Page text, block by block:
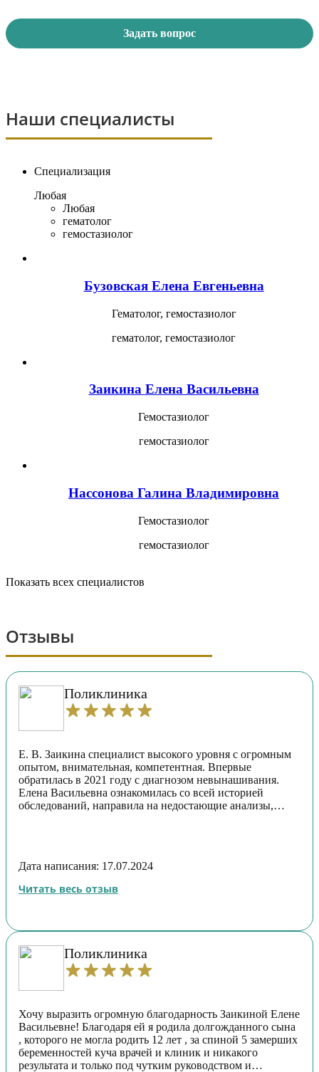
Задать вопрос
Наши специалисты
Специализация
Любая
Любая
гематолог
гемостазиолог
Бузовская Елена Евгеньевна
Гематолог, гемостазиолог
гематолог, гемостазиолог
Заикина Елена Васильевна
Гемостазиолог
гемостазиолог
Нассонова Галина Владимировна
Гемостазиолог
гемостазиолог
Показать всех специалистов
Отзывы
Поликлиника
Е. В. Заикина специалист высокого уровня с огромным
опытом, внимательная, компетентная. Впервые
обратилась в 2021 году с диагнозом невынашивания.
Елена Васильевна ознакомилась со всей историей
обследований, направила на недостающие анализы,
Дата написания: 17.07.2024
Читать весь отзыв
Поликлиника
Хочу выразить огромную благодарность Заикиной Елене
Васильевне! Благодаря ей я родила долгожданного сына
, которого не могла родить 12 лет , за спиной 5 замерших
беременностей куча врачей и клиник и никакого
результата и только под чутким руководством и